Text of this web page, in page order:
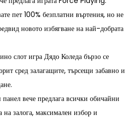
пет 100% безплатни въртения, но не
новото избягване на най-добрата
слот игра Дядо Коледа бързо се
сред залагащите, търсещи забавно и
вече предлага всички обичайни
на залога, максимален избор и